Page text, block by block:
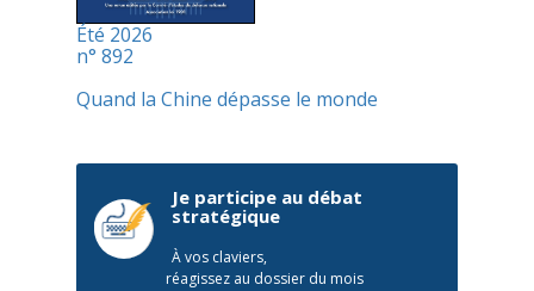
Été 2026
n° 892
Quand la Chine dépasse le monde
Je participe au débat
stratégique
À vos claviers,
réagissez au dossier du mois